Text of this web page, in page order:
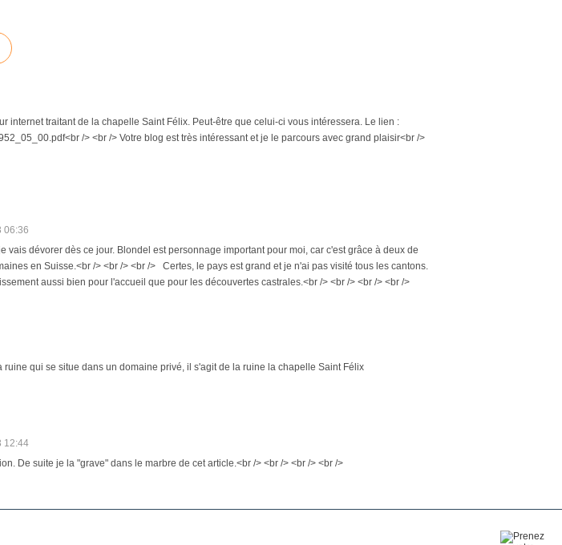
internet traitant de la chapelle Saint Félix. Peut-être que celui-ci vous intéressera. Le lien :
/> <br /> Votre blog est très intéressant et je le parcours avec grand plaisir<br />
06:36
dévorer dès ce jour. Blondel est personnage important pour moi, car c'est grâce à deux de
en Suisse.<br /> <br /> <br /> Certes, le pays est grand et je n'ai pas visité tous les cantons.
aussi bien pour l'accueil que pour les découvertes castrales.<br /> <br /> <br /> <br />
ruine qui se situe dans un domaine privé, il s'agit de la ruine la chapelle Saint Félix
12:44
De suite je la "grave" dans le marbre de cet article.<br /> <br /> <br /> <br />